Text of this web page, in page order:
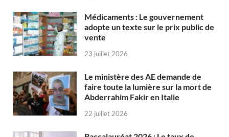
Médicaments : Le gouvernement
adopte un texte sur le prix public de
vente
23 juillet 2026
Le ministère des AE demande de
faire toute la lumière sur la mort de
Abderrahim Fakir en Italie
22 juillet 2026